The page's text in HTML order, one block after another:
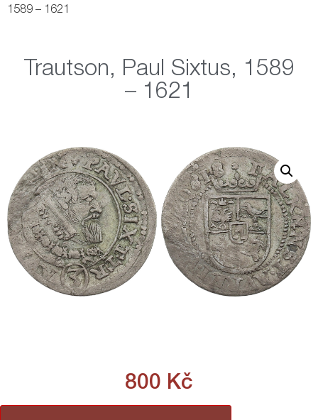
1589 – 1621
Trautson, Paul Sixtus, 1589
– 1621
800 Kč